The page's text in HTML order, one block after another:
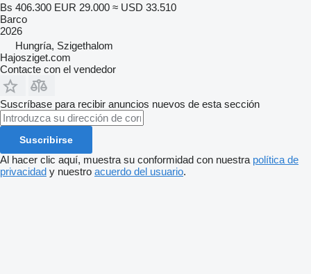
Bs 406.300 EUR 29.000 ≈ USD 33.510
Barco
2026
Hungría, Szigethalom
Hajosziget.com
Contacte con el vendedor
Suscríbase para recibir anuncios nuevos de esta sección
Suscribirse
Al hacer clic aquí, muestra su conformidad con nuestra política de
privacidad y nuestro acuerdo del usuario.